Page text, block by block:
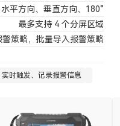
水平方向、垂直方向、180°
最多支持 4 个分屏区域
策略，批量导入报警策略
实时触发、记录报警信息